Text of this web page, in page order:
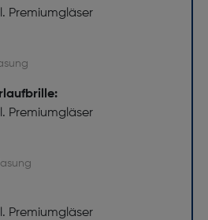
Premiumgläser
Premiumgläser
Premiumgläser